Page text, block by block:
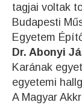
tagjai voltak
Budapesti
Egyetem
Dr. Abonyi
Karának
egyetemi
A Magyar